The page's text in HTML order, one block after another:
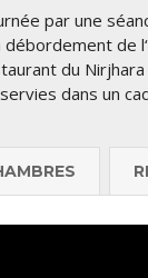
par une
de
du
dans un